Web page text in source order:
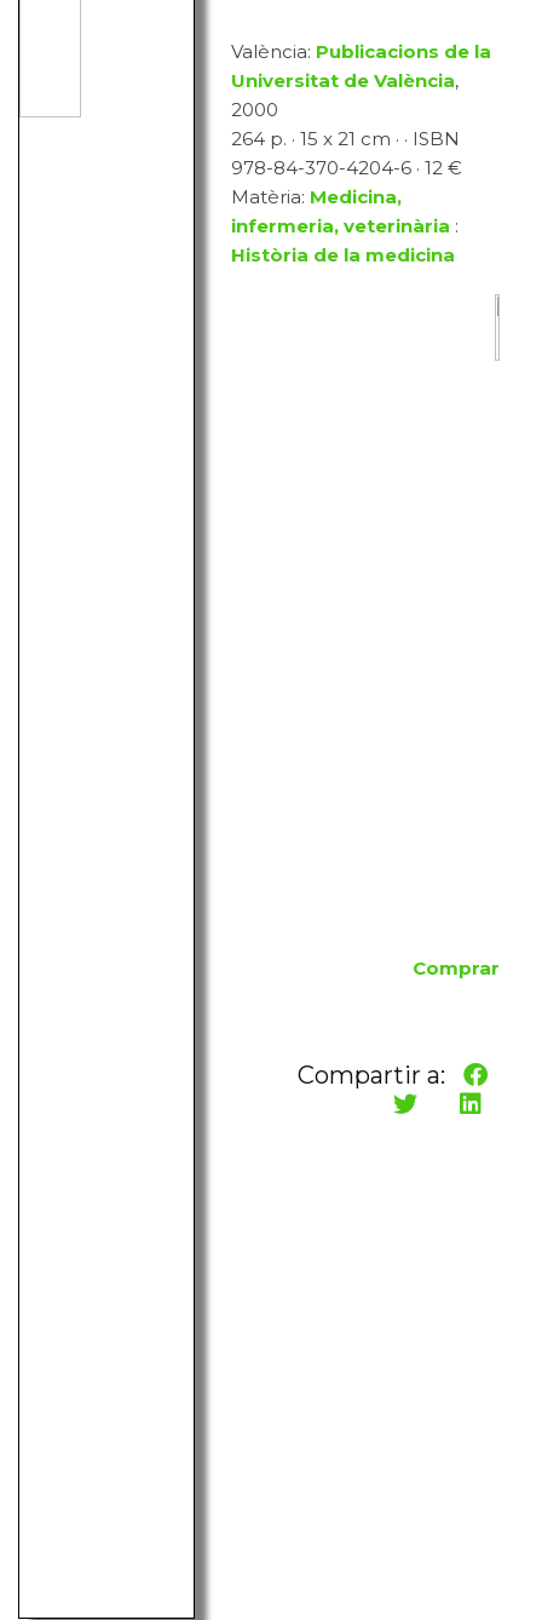
València: Publicacions de la
Universitat de València,
2000
264 p. · 15 x 21 cm · · ISBN
978-84-370-4204-6 · 12 €
Matèria: Medicina,
infermeria, veterinària :
Història de la medicina
Comprar
Compartir a: